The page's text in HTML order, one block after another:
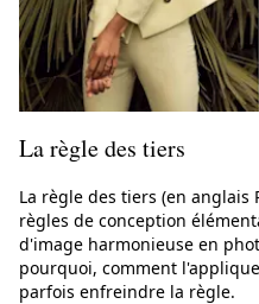
La règle des tiers
La règle des tiers (en
règles de conception
d'image harmonieuse en
pourquoi, comment
parfois enfreindre la règle.